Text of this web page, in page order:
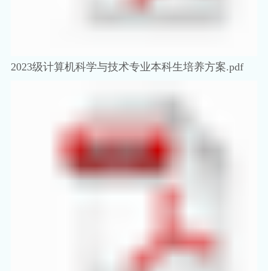
2023级计算机科学与技术专业本科生培养方案.pdf